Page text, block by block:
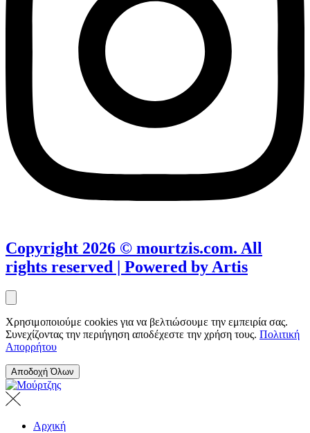
Copyright 2026 © mourtzis.com. All
rights reserved | Powered by Artis
Χρησιμοποιούμε cookies για να βελτιώσουμε την εμπειρία σας.
Συνεχίζοντας την περιήγηση αποδέχεστε την χρήση τους. Πολιτική
Απορρήτου
Αποδοχή Όλων
Αρχική